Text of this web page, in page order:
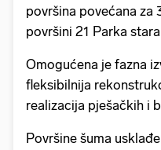
površina povećana za
površini 21 Parka
Omogućena je fazna
fleksibilnija
realizacija pješačkih i
Površine šuma